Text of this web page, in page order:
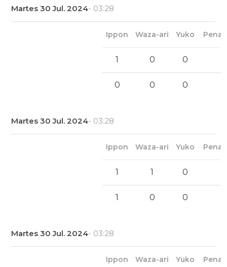
Martes 30 Jul. 2024- 03:28
Ippon Waza-ari Yuko
1 0 0
0 0 0
Martes 30 Jul. 2024- 03:28
Ippon Waza-ari Yuko
1 1 0
1 0 0
Martes 30 Jul. 2024- 03:28
Ippon Waza-ari Yuko